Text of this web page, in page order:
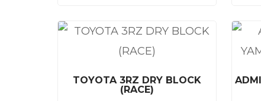
TOYOTA 3RZ DRY BLOCK
(RACE)